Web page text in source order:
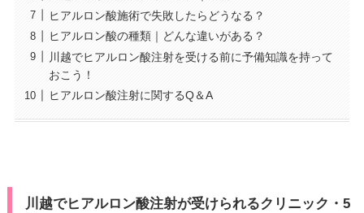
ヒアルロン酸施術で失敗したらどうなる？
ヒアルロン酸の種類｜どんな違いがある？
川越でヒアルロン酸注射を受ける前に予備知識を持って
おこう！
ヒアルロン酸注射に関するQ＆A
川越でヒアルロン酸注射が受けられるクリニック・5